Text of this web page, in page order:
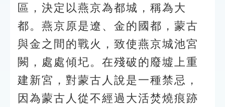
區，決定以燕京為都城，稱為大
都。燕京原是遼、金的國都，蒙古
與金之間的戰火，致使燕京城池宮
闕，處處傾圮。在殘破的廢墟上重
建新宮，對蒙古人說是一種禁忌，
因為蒙古人從不經過大活焚燒痕跡